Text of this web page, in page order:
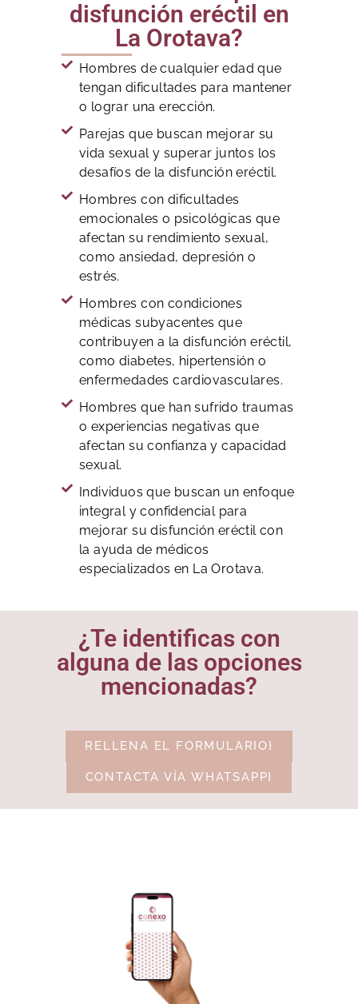
disfunción eréctil en
La Orotava?
Hombres de cualquier edad que
tengan dificultades para mantener
o lograr una erección.
Parejas que buscan mejorar su
vida sexual y superar juntos los
desafíos de la disfunción eréctil.
Hombres con dificultades
emocionales o psicológicas que
afectan su rendimiento sexual,
como ansiedad, depresión o
estrés.
Hombres con condiciones
médicas subyacentes que
contribuyen a la disfunción eréctil,
como diabetes, hipertensión o
enfermedades cardiovasculares.
Hombres que han sufrido traumas
o experiencias negativas que
afectan su confianza y capacidad
sexual.
Individuos que buscan un enfoque
integral y confidencial para
mejorar su disfunción eréctil con
la ayuda de médicos
especializados en La Orotava.
¿Te identificas con
alguna de las opciones
mencionadas?
RELLENA EL FORMULARIO}
CONTACTA VÍA WHATSAPP}